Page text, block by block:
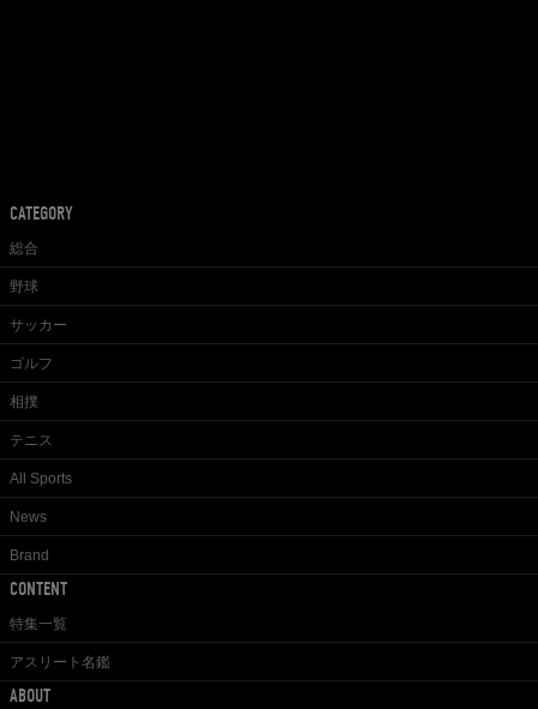
CATEGORY
総合
野球
サッカー
ゴルフ
相撲
テニス
All Sports
News
Brand
CONTENT
特集一覧
アスリート名鑑
ABOUT